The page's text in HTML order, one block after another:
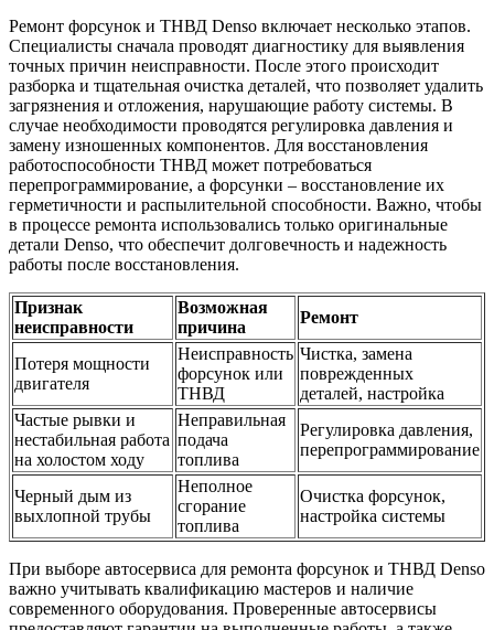
Ремонт форсунок и ТНВД Denso включает несколько этапов.
Специалисты сначала проводят диагностику для выявления
точных причин неисправности. После этого происходит
разборка и тщательная очистка деталей, что позволяет удалить
загрязнения и отложения, нарушающие работу системы. В
случае необходимости проводятся регулировка давления и
замену изношенных компонентов. Для восстановления
работоспособности ТНВД может потребоваться
перепрограммирование, а форсунки – восстановление их
герметичности и распылительной способности. Важно, чтобы
в процессе ремонта использовались только оригинальные
детали Denso, что обеспечит долговечность и надежность
работы после восстановления.
Признак
неисправности
Возможная
причина
Ремонт
Потеря мощности
двигателя
Неисправность
форсунок или
ТНВД
Чистка, замена
поврежденных
деталей, настройка
Частые рывки и
нестабильная работа
на холостом ходу
Неправильная
подача
топлива
Регулировка давления,
перепрограммирование
Черный дым из
выхлопной трубы
Неполное
сгорание
топлива
Очистка форсунок,
настройка системы
При выборе автосервиса для ремонта форсунок и ТНВД Denso
важно учитывать квалификацию мастеров и наличие
современного оборудования. Проверенные автосервисы